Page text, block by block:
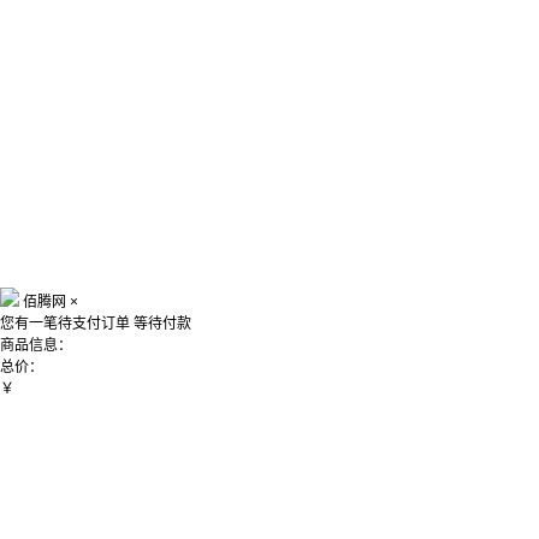
佰腾网 ×
您有一笔待支付订单 等待付款
商品信息：
总价：
￥